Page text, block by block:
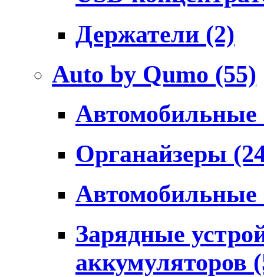
Держатели (2)
Auto by Qumo (55)
Органайзеры
Зарядные
аккумуляторов